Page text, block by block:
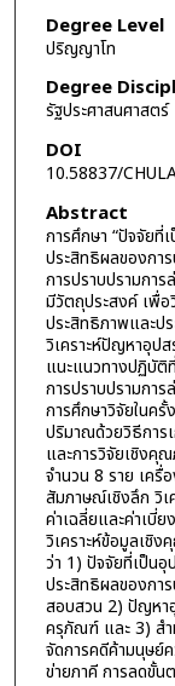
Degree Level
ปริญญาโท
Degree
รัฐประศาสนศาสตร์
DOI
10.58837/
Abstract
การศึกษา “ปัจจัยที่
ประสิทธิผลของกา
การปราบปรามกา
มีวัตถุประสงค์ เพื่อ
ประสิทธิภาพและป
วิเคราะห์ปัญหาอุป
แนะแนวทางปฏิบัติ
การปราบปรามกา
การศึกษาวิจัยในค
ปริมาณด้วยวิธีการ
และการวิจัยเชิงคุ
จำนวน 8 ราย เครื่
สัมภาษณ์เชิงลึก วิ
ค่าเฉลี่ยและค่าเบี่
วิเคราะห์ข้อมูลเชิง
ว่า 1) ปัจจัยที่เป็น
ประสิทธิผลของกา
สอบสวน 2) ปัญหา
ครุภัณฑ์ และ 3) สำ
จัดการคดีค้ามนุษย์
ข่ายภาคี การลดขั้น